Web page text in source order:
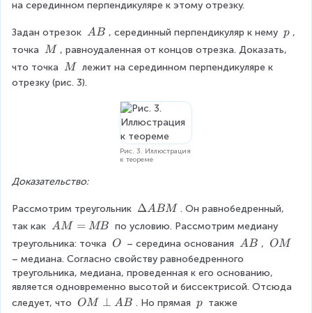
на серединном перпендикуляре к этому отрезку.
Задан отрезок \
\
A
B
AB , серединный перпендикуляр к нему \
p ,
точка \
\
M
M , равноудаленная от концов отрезка. Доказать,
что точка \
\
M
лежит на серединном перпендикуляре к
отрезку (рис. 3).
Рис. 3. Иллюстрация
к теореме
Доказательство:
Рассмотрим треугольник \
D
ta
A
B
M
ΔABM . Он равнобедренный,
так как A
M
AM = MB по условию. Рассмотрим медиану
треугольника: точка \
\
O
O – середина основания \
\
A
B
AB , \
M
OM
– медиана. Согласно свойству равнобедренного
треугольника, медиана, проведенная к его основанию,
является одновременно высотой и биссектрисой. Отсюда
следует, что O
OM ⊥ AB . Но прямая \
p также